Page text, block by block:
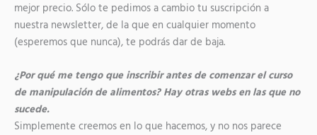
mejor precio. Sólo te pedimos a cambio tu suscripción a
nuestra newsletter, de la que en cualquier momento
(esperemos que nunca), te podrás dar de baja.
¿Por qué me tengo que inscribir antes de comenzar el curso
de manipulación de alimentos? Hay otras webs en las que no
sucede.
Simplemente creemos en lo que hacemos, y no nos parece